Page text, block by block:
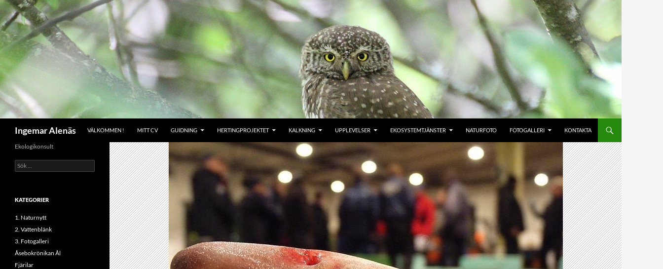
Hoppa
till
innehåll
Ingemar Alenäs VÄLKOMMEN ! MITT CV GUIDNING HERTINGPROJEKTET KALKNING UPPLEVELSER EKOSYSTEMTJÄNSTER NATURFOTO FOTOGALLERI KONTAKTA
Ekologikonsult
Sök
efter:
KATEGORIER
1. Naturnytt
2. Vattenblänk
3. Fotogalleri
Åsebokrönikan Ål
Fjärilar